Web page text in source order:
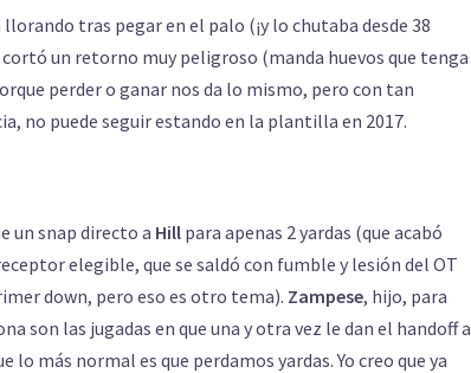
tras pegar en el palo (¡y lo chutaba desde 38
cortó un retorno muy peligroso (manda huevos que tenga
perder o ganar nos da lo mismo, pero con tan
no puede seguir estando en la plantilla en 2017.
un snap directo a Hill para apenas 2 yardas (que acabó
elegible, que se saldó con fumble y lesión del OT
down, pero eso es otro tema). Zampese, hijo, para
son las jugadas en que una y otra vez le dan el handoff a
más normal es que perdamos yardas. Yo creo que ya